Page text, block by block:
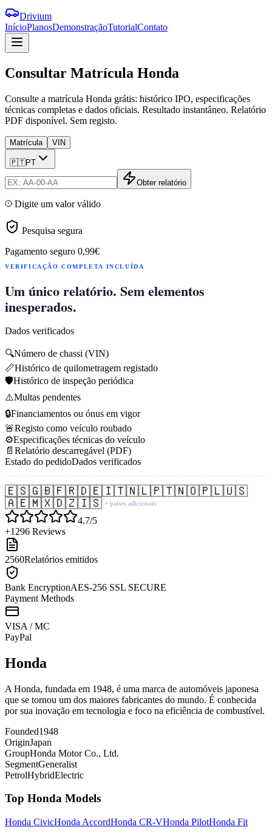
Drivium
InícioPlanosDemonstraçãoTutorialContato
Consultar Matrícula Honda
Consulte a matrícula Honda grátis: histórico IPO, especificações
técnicas completas e dados oficiais. Resultado instantâneo. Relatório
PDF disponível. Sem registo.
Matrícula VIN
🇵🇹PT
Obter relatório
Digite um valor válido
Pesquisa segura
Pagamento seguro 0,99€
VERIFICAÇÃO COMPLETA INCLUÍDA
Um único relatório. Sem elementos
inesperados.
Dados verificados
🔍Número de chassi (VIN)
📏Histórico de quilometragem registado
🛡️Histórico de inspeção periódica
⚠️Multas pendentes
🔒Financiamentos ou ónus em vigor
🚨Registo como veículo roubado
⚙️Especificações técnicas do veículo
📄 Relatório descarregável (PDF)
Estado do pedidoDados verificados
🇪🇸🇬🇧🇫🇷🇩🇪🇮🇹🇳🇱🇵🇹🇳🇴🇵🇱🇺🇸
🇦🇪🇲🇽🇩🇿🇮🇸 + países adicionais
4.7/5
+1296 Reviews
2560Relatórios emitidos
Bank EncryptionAES-256 SSL SECURE
Payment Methods
VISA / MC
PayPal
Honda
A Honda, fundada em 1948, é uma marca de automóveis japonesa
que se tornou um dos maiores fabricantes do mundo. É conhecida
por sua inovação em tecnologia e foco na eficiência de combustível.
Founded1948
OriginJapan
GroupHonda Motor Co., Ltd.
SegmentGeneralist
PetrolHybridElectric
Top Honda Models
Honda CivicHonda AccordHonda CR-VHonda PilotHonda Fit